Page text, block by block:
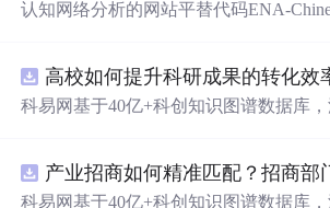
智能化发展。
认知网络分析的网站平替代码ENA-
高校如何提升科研成果的转化效
科易网基于40亿+科创知识图谱数据库
新领域的AI+数智化解决方案，推动科
智能化发展。
科易网基于40亿+科创知识图谱数据库